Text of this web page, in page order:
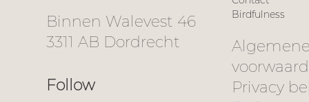
Binnen Walevest 46
3311 AB Dordrecht
Follow
Birdfulness
Algemene
Privacy